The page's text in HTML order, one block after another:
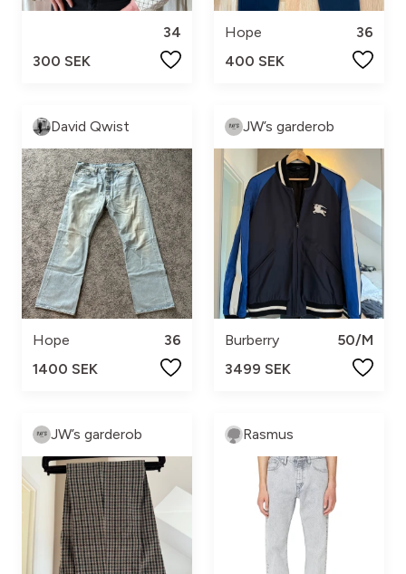
34
300 SEK
Hope
36
400 SEK
David Qwist
Hope
36
1400 SEK
JW’s garderob
Burberry
50/M
3499 SEK
JW’s garderob Rasmus